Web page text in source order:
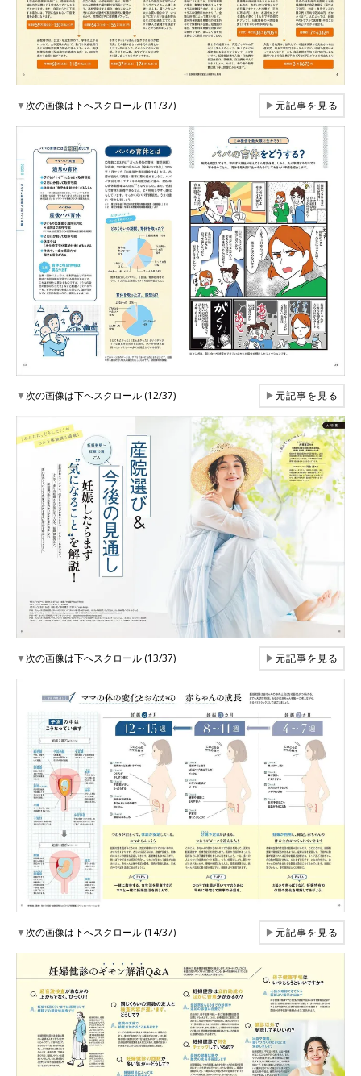
▼次の画像は下へスクロール (11/37) ▶元記事を見る
▼次の画像は下へスクロール (12/37) ▶元記事を見る
▼次の画像は下へスクロール (13/37) ▶元記事を見る
▼次の画像は下へスクロール (14/37) ▶元記事を見る